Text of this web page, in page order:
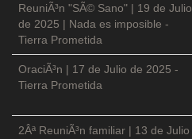
ReuniÃ³n "SÃ© Sano" | 19 de Julio
de 2025 | Nada es imposible -
Tierra Prometida
OraciÃ³n | 17 de Julio de 2025 -
Tierra Prometida
2Âª ReuniÃ³n familiar | 13 de Julio